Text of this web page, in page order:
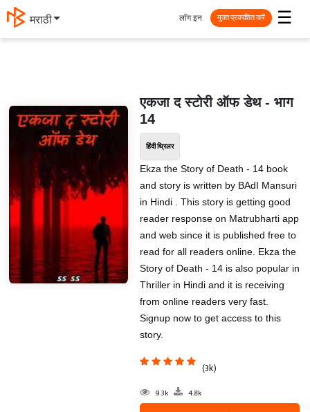
मराठी ☰
लॉग इन मुक्त प्रकाशित करें
एकजा द स्टोरी ऑफ डेथ - भाग
14
हिंदी थ्रिलर
Ekza the Story of Death - 14 book
and story is written by BAdI Mansuri
in Hindi . This story is getting good
reader response on Matrubharti app
and web since it is published free to
read for all readers online. Ekza the
Story of Death - 14 is also popular in
Thriller in Hindi and it is receiving
from online readers very fast.
Signup now to get access to this
story.
(3k)
9.3k 4.8k